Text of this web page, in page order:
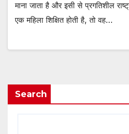
माना जाता है और इसी से प्रगतिशील
एक महिला शिक्षित होती है, तो वह…
Search